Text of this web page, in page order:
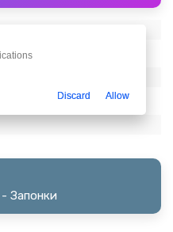
Запонки
Discard Allow